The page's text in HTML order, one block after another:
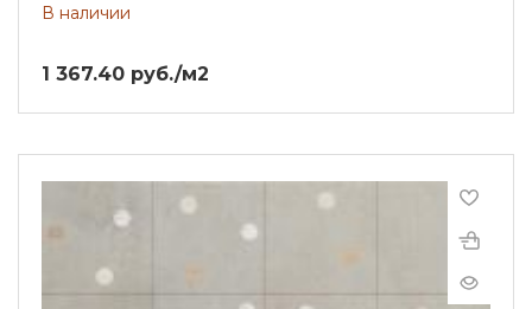
В наличии
1 367.40 руб./м2